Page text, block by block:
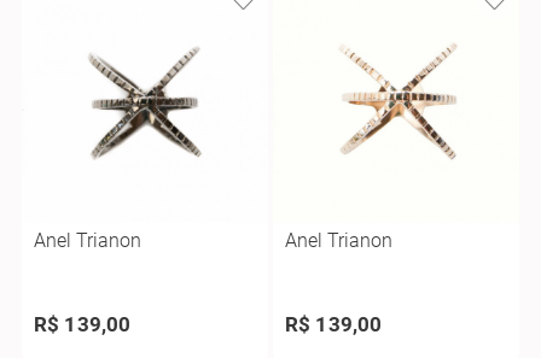
Anel Trianon
R$ 139,00
Anel Trianon
R$ 139,00